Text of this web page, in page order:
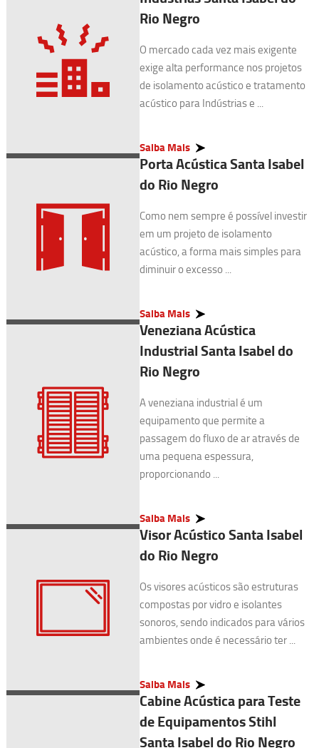
Rio Negro
O mercado cada vez mais exigente
exige alta performance nos projetos
de isolamento acústico e tratamento
acústico para Indústrias e ...
Saiba Mais
Porta Acústica Santa Isabel
do Rio Negro
Como nem sempre é possível investir
em um projeto de isolamento
acústico, a forma mais simples para
diminuir o excesso ...
Saiba Mais
Veneziana Acústica
Industrial Santa Isabel do
Rio Negro
A veneziana industrial é um
equipamento que permite a
passagem do fluxo de ar através de
uma pequena espessura,
proporcionando ...
Saiba Mais
Visor Acústico Santa Isabel
do Rio Negro
Os visores acústicos são estruturas
compostas por vidro e isolantes
sonoros, sendo indicados para vários
ambientes onde é necessário ter ...
Saiba Mais
Cabine Acústica para Teste
de Equipamentos Stihl
Santa Isabel do Rio Negro